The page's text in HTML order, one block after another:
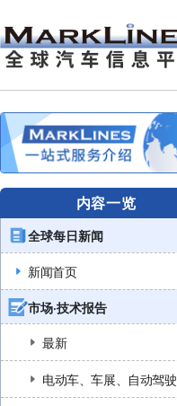
内容一览
全球每日新闻
新闻首页
市场·技术报告
最新
电动车、车展、自动驾驶